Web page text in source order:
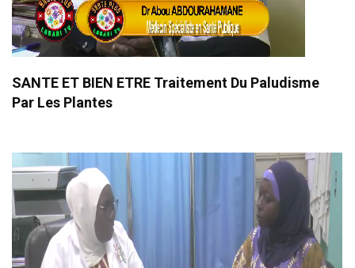
SANTE ET BIEN ETRE Traitement Du Paludisme
Par Les Plantes